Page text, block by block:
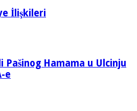
İlişkileri
Pašinog Hamama u Ulcinju
e